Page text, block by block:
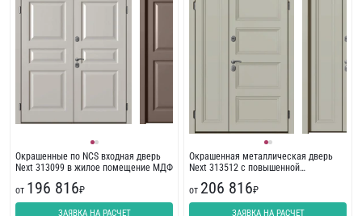
Окрашенные по NCS входная дверь
Next 313099 в жилое помещение МДФ
от 196 816₽
ЗАЯВКА НА РАСЧЕТ
Окрашенная металлическая дверь
Next 313512 с повышенной
от 206 816₽
ЗАЯВКА НА РАСЧЕТ